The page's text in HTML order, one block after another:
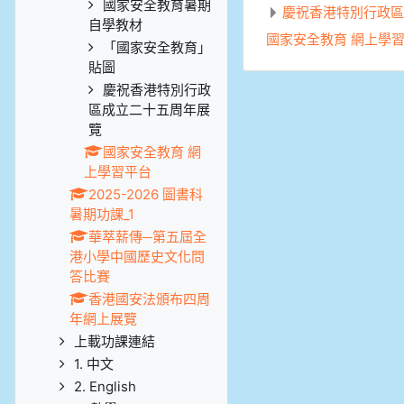
慶祝香港特別行政
國家安全教育 網上學
國家安全教育暑期
自學教材
「國家安全教育」
貼圖
慶祝香港特別行政
區成立二十五周年展
覽
國家安全教育 網
上學習平台
2025-2026 圖書科
暑期功課_1
華萃薪傳─第五屆全
港小學中國歷史文化問
答比賽
香港國安法頒布四周
年網上展覽
上載功課連結
1. 中文
2. English